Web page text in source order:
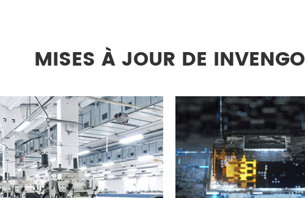
MISES À JOUR DE INVENGO